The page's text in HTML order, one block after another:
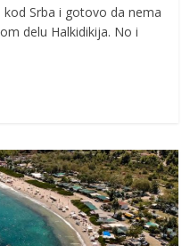
Srba i gotovo da nema
delu Halkidikija. No i